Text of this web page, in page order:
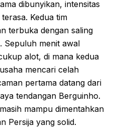
dibunyikan, intensitas
Kedua tim
terbuka dengan saling
Sepuluh menit awal
alot, di mana kedua
mencari celah
pertama datang dari
tendangan Berguinho.
mampu dimentahkan
Persija yang solid.